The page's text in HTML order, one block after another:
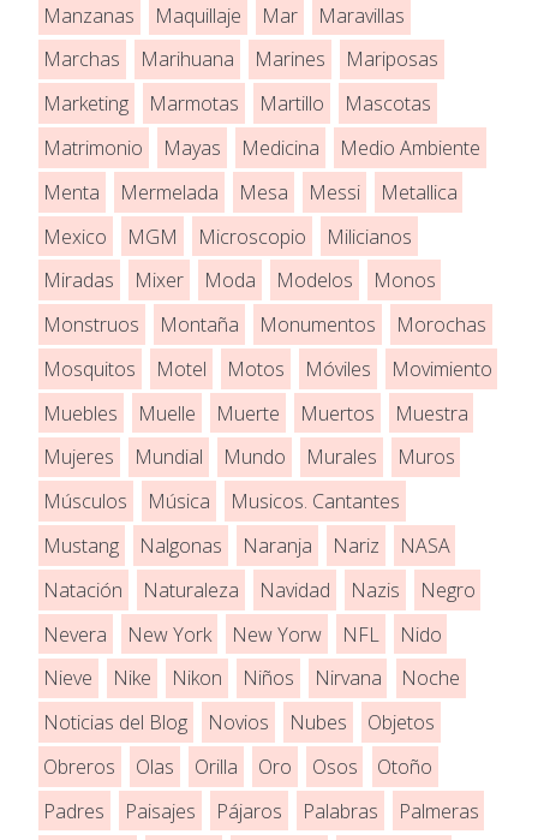
Manzanas
Maquillaje Mar
Maravillas
Marchas
Marihuana Marines
Mariposas
Marketing
Marmotas Martillo
Mascotas
Matrimonio
Mayas Medicina
Medio Ambiente
Menta
Mermelada Mesa Messi
Metallica
Mexico
MGM Microscopio
Milicianos
Miradas
Mixer Moda Modelos
Monos
Monstruos
Montaña Monumentos
Morochas
Mosquitos
Motel Motos Móviles
Movimiento
Muebles
Muelle Muerte Muertos
Muestra
Mujeres
Mundial Mundo Murales
Muros
Músculos
Música
Musicos. Cantantes
Mustang
Nalgonas Naranja Nariz
NASA
Natación
Naturaleza Navidad Nazis
Negro
Nevera
New York New Yorw NFL
Nido
Nieve
Nike Nikon Niños Nirvana
Noche
Noticias del Blog
Novios Nubes
Objetos
Obreros
Olas Orilla Oro Osos
Otoño
Padres
Paisajes Pájaros Palabras
Palmeras